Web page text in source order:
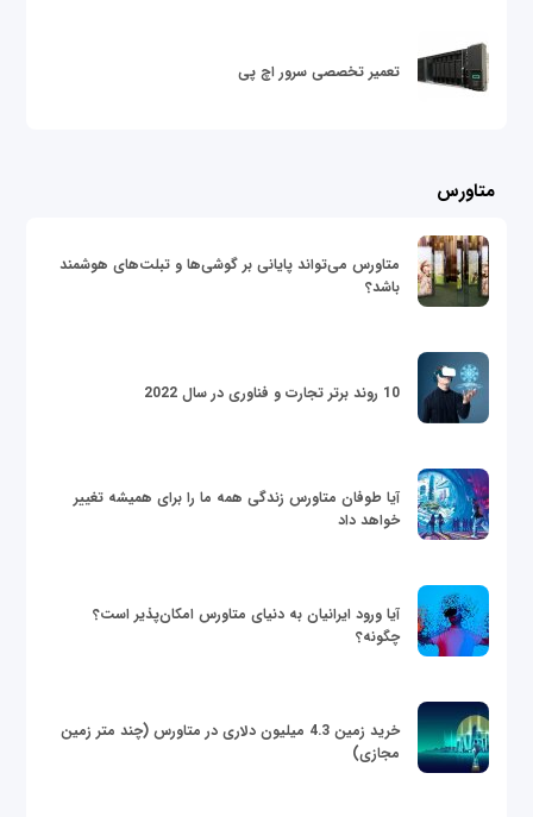
تعمیر تخصصی سرور اچ پی
متاورس
متاورس می‌تواند پایانی بر گوشی‌ها و تبلت‌های هوشمند
باشد؟
10 روند برتر تجارت و فناوری در سال 2022
آیا طوفان متاورس زندگی همه ما را برای همیشه تغییر
خواهد داد
آیا ورود ایرانیان به دنیای متاورس امکان‌پذیر است؟
چگونه؟
خرید زمین 4.3 میلیون دلاری در متاورس (چند متر زمین
مجازی)